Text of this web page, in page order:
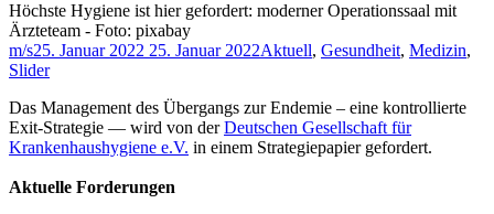
Höchste Hygiene ist hier gefordert: moderner Operationssaal mit
Ärzteteam - Foto: pixabay
m/s25. Januar 2022 25. Januar 2022Aktuell, Gesundheit, Medizin,
Slider
Das Management des Übergangs zur Endemie – eine kontrollierte
Exit-Strategie — wird von derDeutschen Gesellschaft für
Krankenhaushygiene e.V. in einem Strategiepapier gefordert.
Aktuelle Forderungen